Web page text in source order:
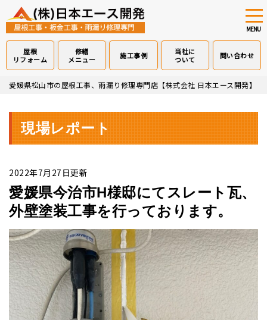
Skip
content
MENU
屋根
リフォーム
修繕
メニュー
施工事例
当社に
ついて
問い合わせ
愛媛県松山市の屋根工事、雨漏り修理専門店【株式会社 日本エース開発】
現場レポート
2022年7月27日更新
愛媛県今治市H様邸にてスレート瓦、
外壁塗装工事を行っております。